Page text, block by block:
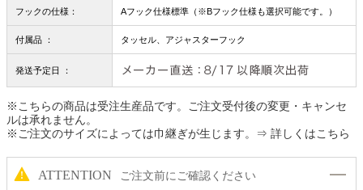
フックの仕様： Aフック仕様標準（※Bフック仕様も選択可能です。）
付属品 ： タッセル、アジャスターフック
発送予定日 ：
※こちらの商品は受注生産品です。ご注文受付後の変更・キャンセ
ルは承れません。
※ご注文のサイズによっては巾継ぎが生じます。
⇒ 詳しくはこちら
ATTENTION ご注文前にご確認ください